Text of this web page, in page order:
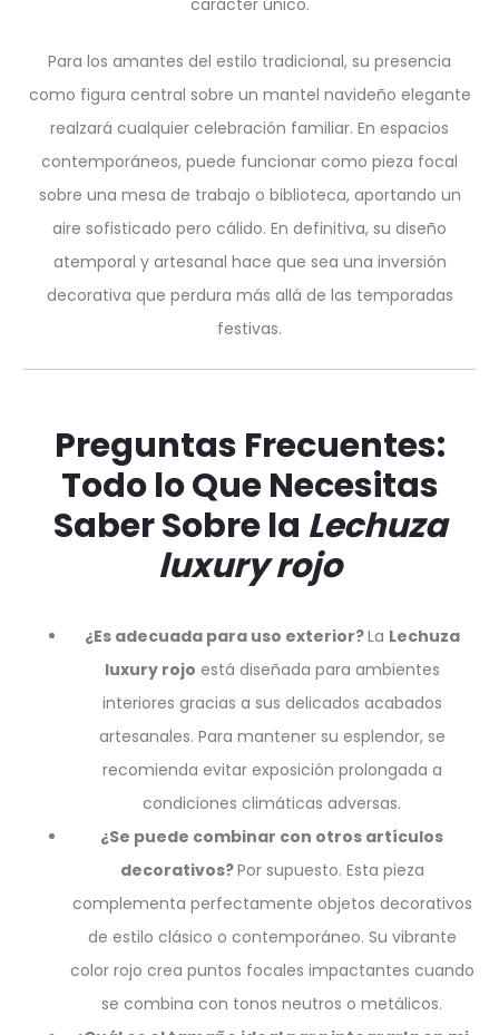
carácter único.
Para los amantes del estilo tradicional, su presencia
como figura central sobre un mantel navideño elegante
realzará cualquier celebración familiar. En espacios
contemporáneos, puede funcionar como pieza focal
sobre una mesa de trabajo o biblioteca, aportando un
aire sofisticado pero cálido. En definitiva, su diseño
atemporal y artesanal hace que sea una inversión
decorativa que perdura más allá de las temporadas
festivas.
Preguntas Frecuentes:
Todo lo Que Necesitas
Saber Sobre la Lechuza
luxury rojo
¿Es adecuada para uso exterior?La Lechuza
luxury rojo está diseñada para ambientes
interiores gracias a sus delicados acabados
artesanales. Para mantener su esplendor, se
recomienda evitar exposición prolongada a
condiciones climáticas adversas.
¿Se puede combinar con otros artículos
decorativos?Por supuesto. Esta pieza
complementa perfectamente objetos decorativos
de estilo clásico o contemporáneo. Su vibrante
color rojo crea puntos focales impactantes cuando
se combina con tonos neutros o metálicos.